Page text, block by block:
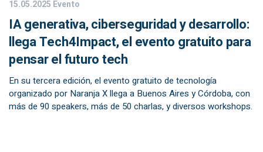
15.05.2025 Evento
IA generativa, ciberseguridad y desarrollo:
llega Tech4Impact, el evento gratuito para
pensar el futuro tech
En su tercera edición, el evento gratuito de tecnología
organizado por Naranja X llega a Buenos Aires y Córdoba, con
más de 90 speakers, más de 50 charlas, y diversos workshops.